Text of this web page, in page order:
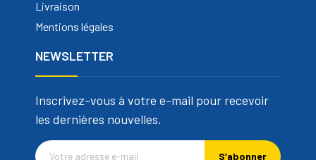
Livraison
Mentions légales
NEWSLETTER
Inscrivez-vous à votre e-mail pour recevoir
les dernières nouvelles.
S’abonner